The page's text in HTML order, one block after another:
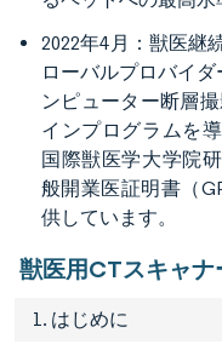
2022年4月：獣医継
ローバルプロバイダ
ンピューター断層
インプログラムを
国際獣医学大学院
般開業医証明書（
供しています。
獣医用CTスキャナ
1. はじめに